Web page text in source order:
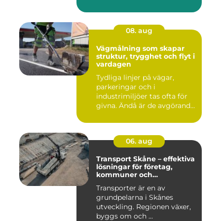
08. aug
Vägmålning som skapar
struktur, trygghet och flyt i
vardagen
Tydliga linjer på vägar,
parkeringar och i
industrimiljöer tas ofta för
givna. Ändå är de avgörande
06. aug
Transport Skåne – effektiva
lösningar för företag,
kommuner och
Transporter är en av
grundpelarna i Skånes
utveckling. Regionen växer,
byggs om och ...